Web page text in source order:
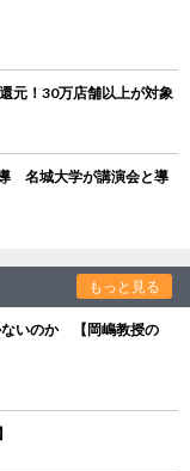
元！30万店舗以上が対象
名城大学が講演会と導
もっと見る
ないのか 【岡嶋教授の